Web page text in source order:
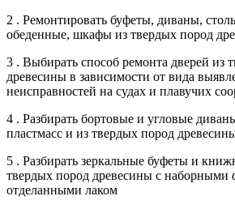
2 . Ремонтировать буфеты, диваны,
обеденные, шкафы из твердых пород
3 . Выбирать способ ремонта дверей из
древесины в зависимости от вида
неисправностей на судах и плавучих
4 . Разбирать бортовые и угловые
пластмасс и из твердых пород
5 . Разбирать зеркальные буфеты и
твердых пород древесины с наборными
отделанными лаком